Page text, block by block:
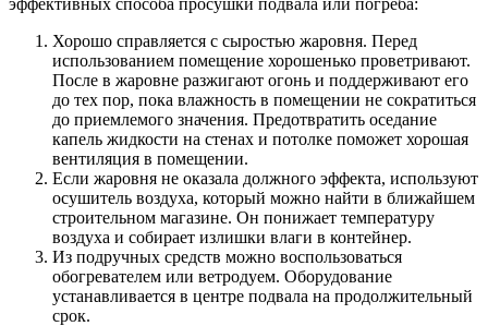
Хорошо справляется с сыростью жаровня. Перед
использованием помещение хорошенько проветривают.
После в жаровне разжигают огонь и поддерживают его
до тех пор, пока влажность в помещении не сократиться
до приемлемого значения. Предотвратить оседание
капель жидкости на стенах и потолке поможет хорошая
вентиляция в помещении.
Если жаровня не оказала должного эффекта, используют
осушитель воздуха, который можно найти в ближайшем
строительном магазине. Он понижает температуру
воздуха и собирает излишки влаги в контейнер.
Из подручных средств можно воспользоваться
обогревателем или ветродуем. Оборудование
устанавливается в центре подвала на продолжительный
срок.